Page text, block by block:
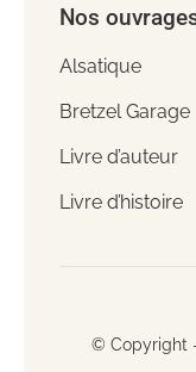
Nos
Alsatique
Bretzel Garage
Livre d’auteur
Livre d’histoire
© Copyright -